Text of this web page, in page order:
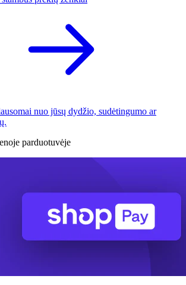
nuo jūsų dydžio, sudėtingumo ar
parduotuvėje